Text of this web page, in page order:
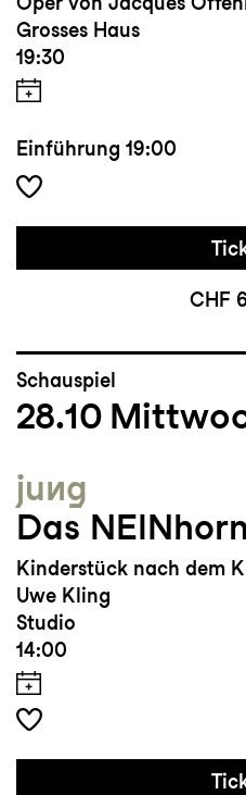
Grosses Haus
19:30
Einführung 19:00
CHF
Schauspiel
28.10
jung
Das NEINhorn
Kinderstück nach dem
Uwe Kling
Studio
14:00